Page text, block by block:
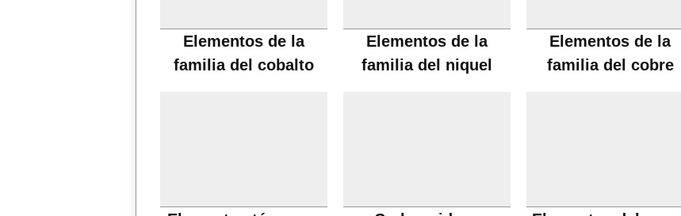
Elementos de la
familia del cobalto
Elementos de la
familia del niquel
Elementos de la
familia del cobre